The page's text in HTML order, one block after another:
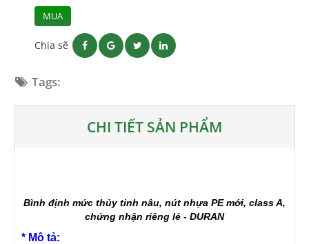
MUA
Chia sẽ
Tags:
CHI TIẾT SẢN PHẨM
Bình định mức thủy tinh nâu, nút nhựa PE mới, class A,
chứng nhận riêng lẻ - DURAN
* Mô tả: